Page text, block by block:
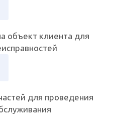
объект клиента для
для проведения